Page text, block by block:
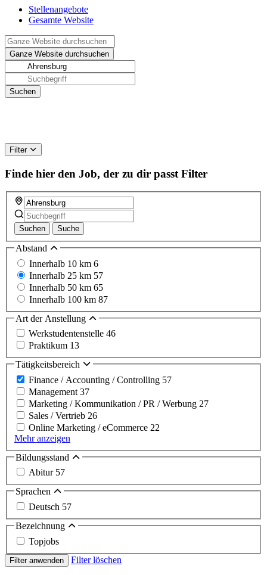
Stellenangebote
Gesamte Website
Filter
Finde hier den Job, der zu dir passt Filter
Suchen Suche
Abstand
Innerhalb 10 km 6
Innerhalb 25 km 57
Innerhalb 50 km 65
Innerhalb 100 km 87
Art der Anstellung
Werkstudentenstelle 46
Praktikum 13
Tätigkeitsbereich
Finance / Accounting / Controlling 57
Management 37
Marketing / Kommunikation / PR / Werbung 27
Sales / Vertrieb 26
Online Marketing / eCommerce 22
Mehr anzeigen
Bildungsstand
Abitur 57
Sprachen
Deutsch 57
Bezeichnung
Topjobs
Filter anwenden Filter löschen